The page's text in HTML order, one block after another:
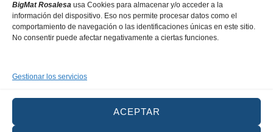
BigMat Rosalesa usa Cookies para almacenar y/o acceder a la
información del dispositivo. Eso nos permite procesar datos como el
comportamiento de navegación o las identificaciones únicas en este sitio.
No consentir puede afectar negativamente a ciertas funciones.
Gestionar los servicios
ACEPTAR